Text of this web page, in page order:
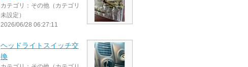
カテゴリ：その他（カテゴリ
未設定）
2026/06/28 06:27:11
ヘッドライトスイッチ交
換